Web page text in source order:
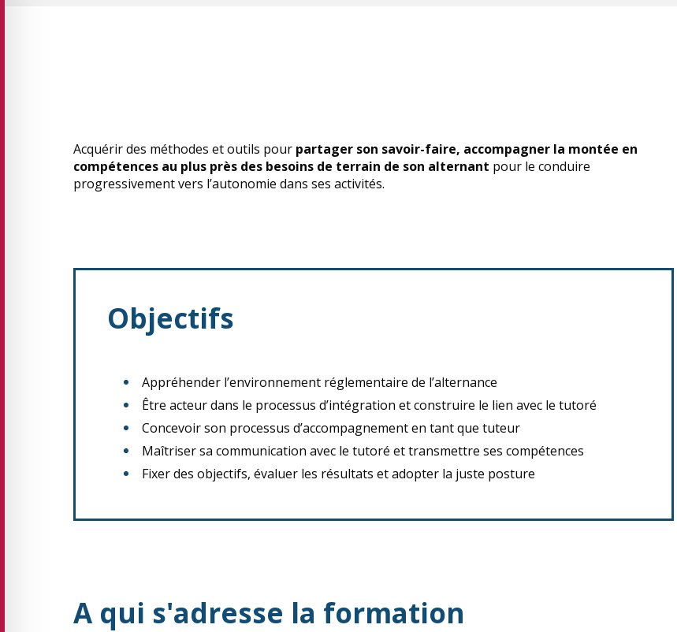
Acquérir des méthodes et outils pour partager son savoir-faire, accompagner la montée en
compétences au plus près des besoins de terrain de son alternant pour le conduire
progressivement vers l’autonomie dans ses activités.
Objectifs
Appréhender l’environnement réglementaire de l’alternance
Être acteur dans le processus d’intégration et construire le lien avec le tutoré
Concevoir son processus d’accompagnement en tant que tuteur
Maîtriser sa communication avec le tutoré et transmettre ses compétences
Fixer des objectifs, évaluer les résultats et adopter la juste posture
A qui s'adresse la formation